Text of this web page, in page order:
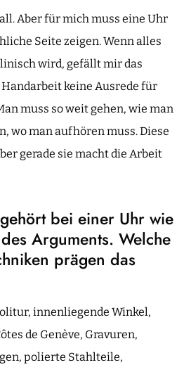
Aber für mich muss eine Uhr
Seite zeigen. Wenn alles
wird, gefällt mir das
keine Ausrede für
muss so weit gehen, wie man
wo man aufhören muss. Diese
gerade sie macht die Arbeit
bei einer Uhr wie
Arguments. Welche
prägen das
innenliegende Winkel,
de Genève, Gravuren,
polierte Stahlteile,